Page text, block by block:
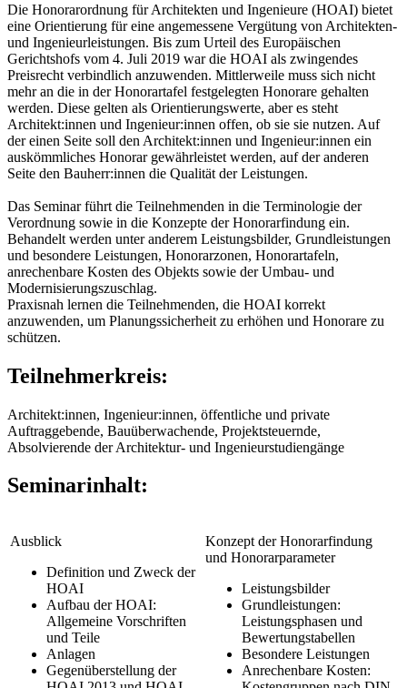
Die Honorarordnung für Architekten und Ingenieure (HOAI) bietet
eine Orientierung für eine angemessene Vergütung von Architekten-
und Ingenieurleistungen. Bis zum Urteil des Europäischen
Gerichtshofs vom 4. Juli 2019 war die HOAI als zwingendes
Preisrecht verbindlich anzuwenden. Mittlerweile muss sich nicht
mehr an die in der Honorartafel festgelegten Honorare gehalten
werden. Diese gelten als Orientierungswerte, aber es steht
Architekt:innen und Ingenieur:innen offen, ob sie sie nutzen. Auf
der einen Seite soll den Architekt:innen und Ingenieur:innen ein
auskömmliches Honorar gewährleistet werden, auf der anderen
Seite den Bauherr:innen die Qualität der Leistungen.
Das Seminar führt die Teilnehmenden in die Terminologie der
Verordnung sowie in die Konzepte der Honorarfindung ein.
Behandelt werden unter anderem Leistungsbilder, Grundleistungen
und besondere Leistungen, Honorarzonen, Honorartafeln,
anrechenbare Kosten des Objekts sowie der Umbau- und
Modernisierungszuschlag.
Praxisnah lernen die Teilnehmenden, die HOAI korrekt
anzuwenden, um Planungssicherheit zu erhöhen und Honorare zu
schützen.
Teilnehmerkreis:
Architekt:innen, Ingenieur:innen, öffentliche und private
Auftraggebende, Bauüberwachende, Projektsteuernde,
Absolvierende der Architektur- und Ingenieurstudiengänge
Seminarinhalt:
Ausblick
Definition und Zweck der
HOAI
Aufbau der HOAI:
Allgemeine Vorschriften
und Teile
Anlagen
Gegenüberstellung der
Konzept der Honorarfindung
und Honorarparameter
Leistungsbilder
Grundleistungen:
Leistungsphasen und
Bewertungstabellen
Besondere Leistungen
Anrechenbare Kosten: